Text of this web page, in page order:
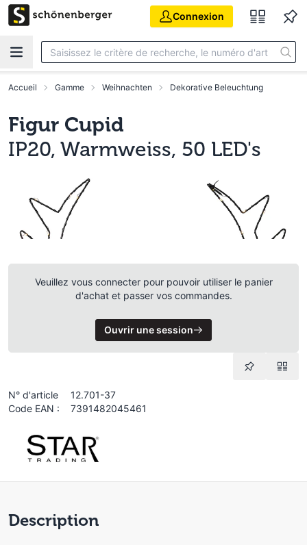
Aller au contenu principal
Connexion
Accueil Gamme Weihnachten Dekorative Beleuchtung
Figur Cupid
IP20, Warmweiss, 50 LED's
Veuillez vous connecter pour pouvoir utiliser le panier
d'achat et passer vos commandes.
Ouvrir une session
N° d'article
12.701-37
Code EAN :
7391482045461
Description